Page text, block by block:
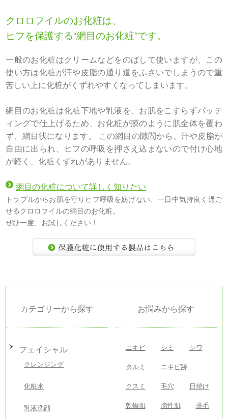
クロロフイルのお化粧は、
ヒフを保護する“網目のお化粧”です。
一般のお化粧はクリームなどをのばして使いますが、この
使い方は化粧が汗や皮脂の通り道をふさいでしまうので重
苦しい上に化粧がくずれやすくなってしまいます。
網目のお化粧は化粧下地や乳液を、お肌をこすらずパッテ
ィングで仕上げるため、お化粧が膜のように肌全体を覆わ
ず、網目状になります。 この網目の隙間から、汗や皮脂が
自由に出られ、ヒフの呼吸を押さえ込まないので付け心地
が軽く、化粧くずれがありません。
網目の化粧について詳しく知りたい
トラブルからお肌を守りヒフ呼吸を妨げない、一日中気持良く過ご
せるクロロフイルの網目のお化粧。
ぜひ一度、お試しください！
カテゴリーから探す
フェイシャル
クレンジング
化粧水
乳液洗顔
お悩みから探す
ニキビ シミ
シワ
タルミ
ニキビ跡
クスミ
毛穴
日焼け
乾燥肌
脂性肌
薄毛